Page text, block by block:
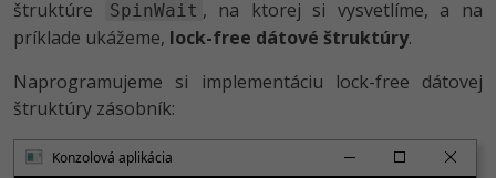
JavaScript -80%
PHP -80%
C++ -80%
štruktúre
SpinWait , na ktorej si vysvetlíme, a na
príklade ukážeme, lock-free dátové štruktúry.
Naprogramujeme si implementáciu lock-free dátovej
štruktúry zásobník:
Konzolová aplikácia